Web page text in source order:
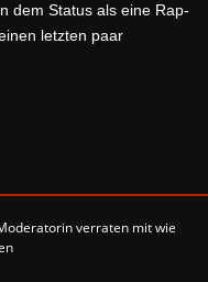
dem Status als eine Rap-
letzten paar
verraten mit wie